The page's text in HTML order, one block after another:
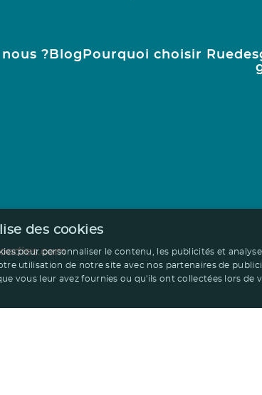
? Blog Pourquoi choisir
des cookies
pour personnaliser le contenu, les publicités et
utilisation de notre site avec nos partenaires de
vous leur avez fournies ou qu'ils ont collectées lors de